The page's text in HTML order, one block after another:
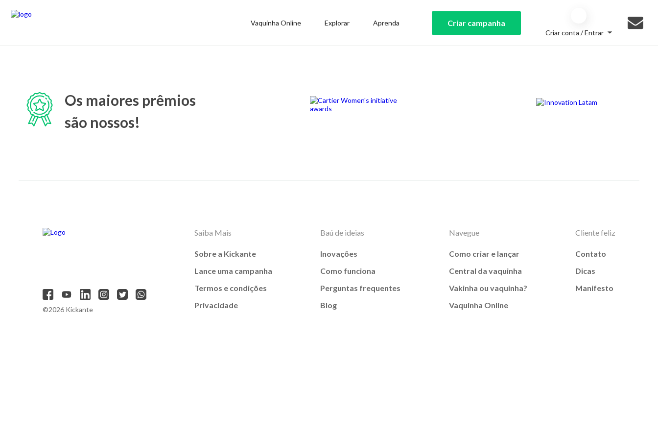
Vaquinha Online Explorar Aprenda Criar campanha
Criar conta / Entrar
Os maiores prêmios
são nossos!
©2026 Kickante
Saiba Mais
Sobre a Kickante
Lance uma campanha
Termos e condições
Privacidade
Baú de ideias
Inovações
Como funciona
Perguntas frequentes
Blog
Navegue
Como criar e lançar
Central da vaquinha
Vakinha ou vaquinha?
Vaquinha Online
Cliente feliz
Contato
Dicas
Manifesto